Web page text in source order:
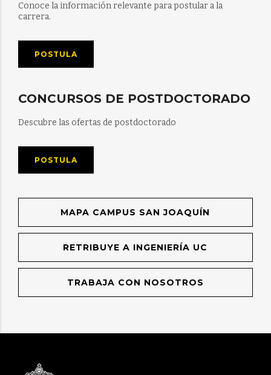
Conoce la información relevante para postular a la
carrera.
POSTULA
CONCURSOS DE POSTDOCTORADO
Descubre las ofertas de postdoctorado
POSTULA
MAPA CAMPUS SAN JOAQUÍN
RETRIBUYE A INGENIERÍA UC
TRABAJA CON NOSOTROS